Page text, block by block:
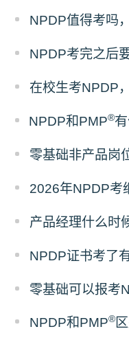
NPDP值得考吗
NPDP考完之后
NPDP和PMP®有
产品经理什么时
NPDP证书考了
零基础可以报考
NPDP和PMP®